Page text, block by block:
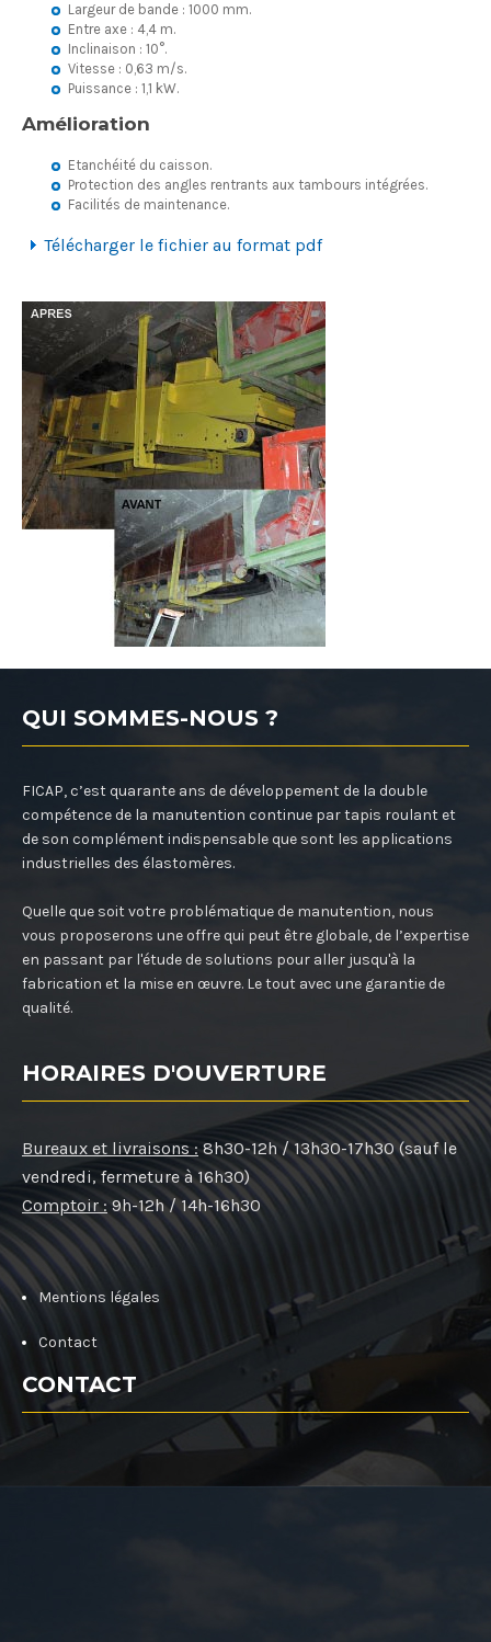
Largeur de bande : 1000 mm.
Entre axe : 4,4 m.
Inclinaison : 10°.
Vitesse : 0,63 m/s.
Puissance : 1,1 kW.
Amélioration
Etanchéité du caisson.
Protection des angles rentrants aux tambours intégrées.
Facilités de maintenance.
Télécharger le fichier au format pdf
QUI SOMMES-NOUS ?
FICAP, c’est quarante ans de développement de la double
compétence de la manutention continue par tapis roulant et
de son complément indispensable que sont les applications
industrielles des élastomères.
Quelle que soit votre problématique de manutention, nous
vous proposerons une offre qui peut être globale, de l’expertise
en passant par l'étude de solutions pour aller jusqu'à la
fabrication et la mise en œuvre. Le tout avec une garantie de
qualité.
HORAIRES D'OUVERTURE
Bureaux et livraisons : 8h30-12h / 13h30-17h30 (sauf le
vendredi, fermeture à 16h30)
Comptoir : 9h-12h / 14h-16h30
Mentions légales
Contact
CONTACT